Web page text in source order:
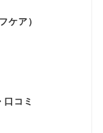
ケア）
コミ